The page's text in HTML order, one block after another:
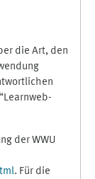
die Art, den
der WWU
. Für die